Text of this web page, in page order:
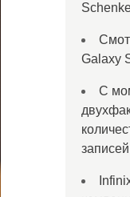
Galaxy
С